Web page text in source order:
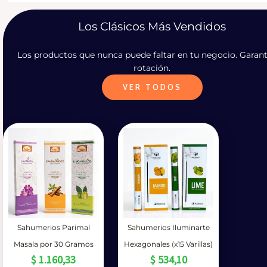
Los Clásicos Más Vendidos
Los productos que nunca puede faltar en tu negocio.
rotación.
VER TODOS
Sahumerios Parimal
Masala por 30 Gramos
$ 1.160,33
Sahumerios Iluminarte
Hexagonales (x15 Varillas)
$534,10